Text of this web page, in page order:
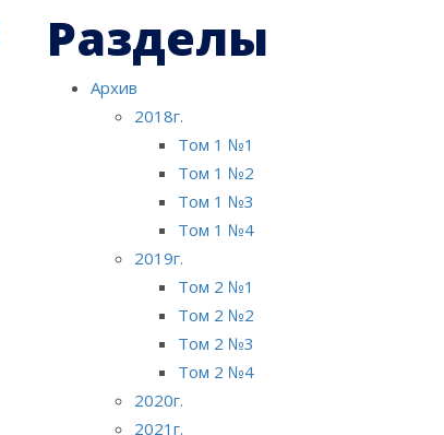
Разделы
Архив
2018г.
Том 1 №1
Том 1 №2
Том 1 №3
Том 1 №4
2019г.
Том 2 №1
Том 2 №2
Том 2 №3
Том 2 №4
2020г.
2021г.